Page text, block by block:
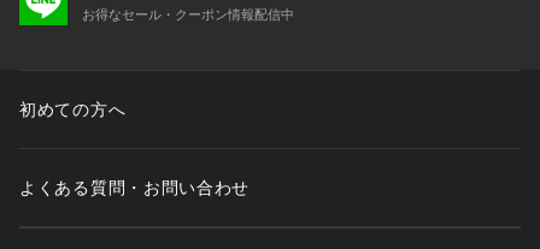
お得なセール・クーポン情報配信中
初めての方へ
よくある質問・お問い合わせ